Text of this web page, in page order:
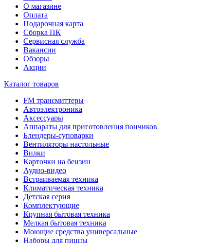
О магазине
Оплата
Подарочная карта
Сборка ПК
Сервисная служба
Вакансии
Обзоры
Акции
Каталог товаров
FM трансмиттеры
Автоэлектроника
Аксессуары
Аппараты для приготовления пончиков
Блендеры-суповарки
Вентиляторы настольные
Вилки
Карточки на бензин
Аудио-видео
Встраиваемая техника
Климатическая техника
Детская серия
Комплектующие
Крупная бытовая техника
Мелкая бытовая техника
Моющие средства универсальные
Наборы для пиццы